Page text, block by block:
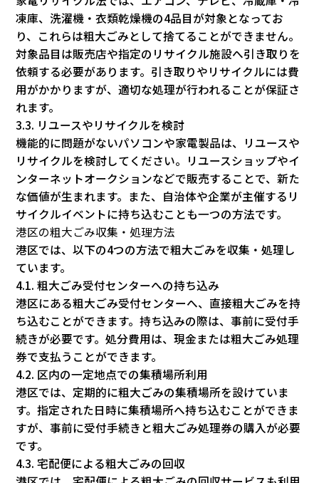
凍庫、洗濯機・衣類乾燥機の4品目が対象となってお
り、これらは粗大ごみとして捨てることができません。
対象品目は販売店や指定のリサイクル施設へ引き取りを
依頼する必要があります。引き取りやリサイクルには費
用がかかりますが、適切な処理が行われることが保証さ
れます。
3.3. リユースやリサイクルを検討
機能的に問題がないパソコンや家電製品は、リユースや
リサイクルを検討してください。リユースショップやイ
ンターネットオークションなどで販売することで、新た
な価値が生まれます。また、自治体や企業が主催するリ
サイクルイベントに持ち込むことも一つの方法です。
港区の粗大ごみ収集・処理方法
港区では、以下の4つの方法で粗大ごみを収集・処理し
ています。
4.1. 粗大ごみ受付センターへの持ち込み
港区にある粗大ごみ受付センターへ、直接粗大ごみを持
ち込むことができます。持ち込みの際は、事前に受付手
続きが必要です。処分費用は、現金または粗大ごみ処理
券で支払うことができます。
4.2. 区内の一定地点での集積場所利用
港区では、定期的に粗大ごみの集積場所を設けていま
す。指定された日時に集積場所へ持ち込むことができま
すが、事前に受付手続きと粗大ごみ処理券の購入が必要
です。
4.3. 宅配便による粗大ごみの回収